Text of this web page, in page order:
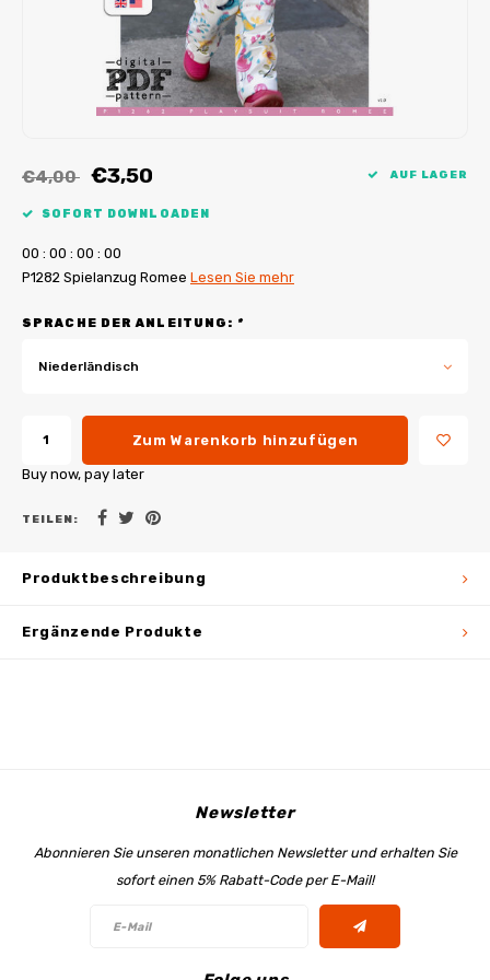
My Image Tutorials
My Image Korrekturen
B-Trendy Korrekturen
Applikationen
Ebook Plotservice
€4,00 €3,50 AUF LAGER
SOFORT DOWNLOADEN
00 : 00 : 00 : 00
P1282 Spielanzug Romee Lesen Sie mehr
SPRACHE DER ANLEITUNG: *
Niederländisch
Zum Warenkorb hinzufügen
Buy now, pay later
TEILEN:
Produktbeschreibung
Ergänzende Produkte
Newsletter
Abonnieren Sie unseren monatlichen Newsletter und erhalten Sie
sofort einen 5% Rabatt-Code per E-Mail!